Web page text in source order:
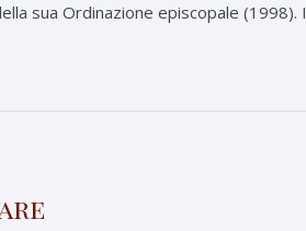
sua Ordinazione episcopale (1998). I